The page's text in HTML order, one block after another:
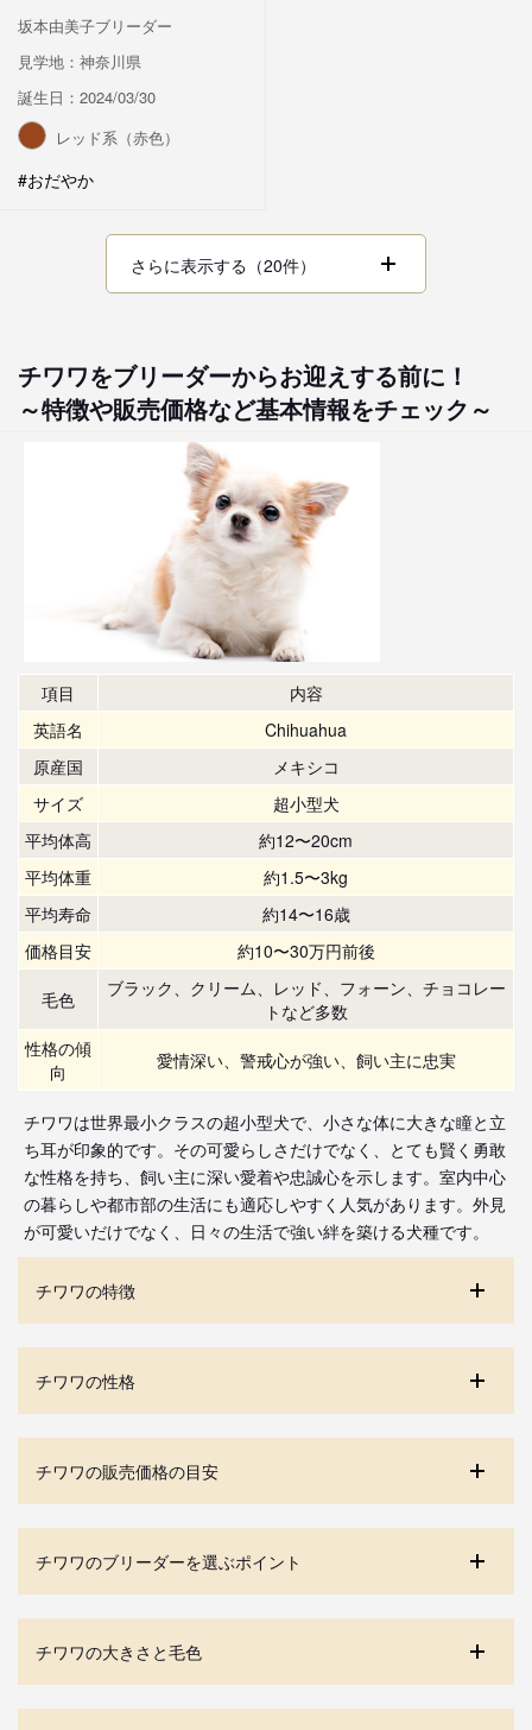
坂本由美子ブリーダー
見学地：神奈川県
誕生日：2024/03/30
レッド系（赤色）
#おだやか
さらに表示する（20件）
チワワをブリーダーからお迎えする前に！
～特徴や販売価格など基本情報をチェック～
項目
内容
英語名
Chihuahua
原産国
メキシコ
サイズ
超小型犬
平均体高
約12〜20cm
平均体重
約1.5〜3kg
平均寿命
約14〜16歳
価格目安
約10〜30万円前後
毛色
ブラック、クリーム、レッド、フォーン、チョコレー
トなど多数
性格の傾
向
愛情深い、警戒心が強い、飼い主に忠実
チワワは世界最小クラスの超小型犬で、小さな体に大きな瞳と立
ち耳が印象的です。その可愛らしさだけでなく、とても賢く勇敢
な性格を持ち、飼い主に深い愛着や忠誠心を示します。室内中心
の暮らしや都市部の生活にも適応しやすく人気があります。外見
が可愛いだけでなく、日々の生活で強い絆を築ける犬種です。
チワワの特徴
チワワの性格
チワワの販売価格の目安
チワワのブリーダーを選ぶポイント
チワワの大きさと毛色